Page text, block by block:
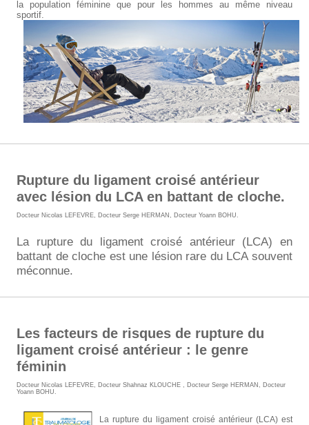
la population féminine que pour les hommes au même niveau
sportif.
Rupture du ligament croisé antérieur
avec lésion du LCA en battant de cloche.
Docteur Nicolas LEFEVRE Docteur Serge HERMAN Docteur Yoann BOHU
La rupture du ligament croisé antérieur (LCA) en
battant de cloche est une lésion rare du LCA souvent
méconnue.
Les facteurs de risques de rupture du
ligament croisé antérieur : le genre
féminin
Docteur Nicolas LEFEVRE Docteur Shahnaz KLOUCHE Docteur Serge HERMAN
Docteur
Yoann BOHU
La rupture du ligament croisé antérieur (LCA) est